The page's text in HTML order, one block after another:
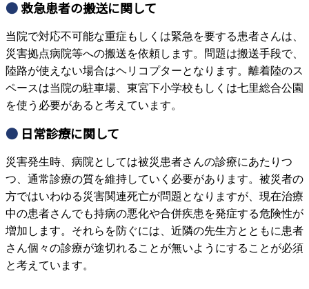
救急患者の搬送に関して
当院で対応不可能な重症もしくは緊急を要する患者さんは、
災害拠点病院等への搬送を依頼します。問題は搬送手段で、
陸路が使えない場合はヘリコプターとなります。離着陸のス
ペースは当院の駐車場、東宮下小学校もしくは七里総合公園
を使う必要があると考えています。
日常診療に関して
災害発生時、病院としては被災患者さんの診療にあたりつ
つ、通常診療の質を維持していく必要があります。被災者の
方ではいわゆる災害関連死亡が問題となりますが、現在治療
中の患者さんでも持病の悪化や合併疾患を発症する危険性が
増加します。それらを防ぐには、近隣の先生方とともに患者
さん個々の診療が途切れることが無いようにすることが必須
と考えています。